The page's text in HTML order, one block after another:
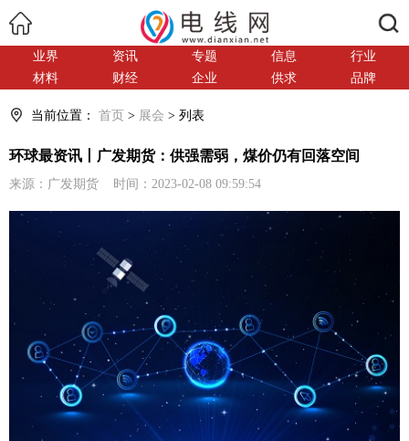
业界 资讯 专题 信息
行业
材料
财经 企业 供求 品牌
当前位置： 首页 > 展会 > 列表
环球最资讯丨广发期货：供强需弱，煤价仍有回落空间
来源：广发期货 时间：2023-02-08 09:59:54